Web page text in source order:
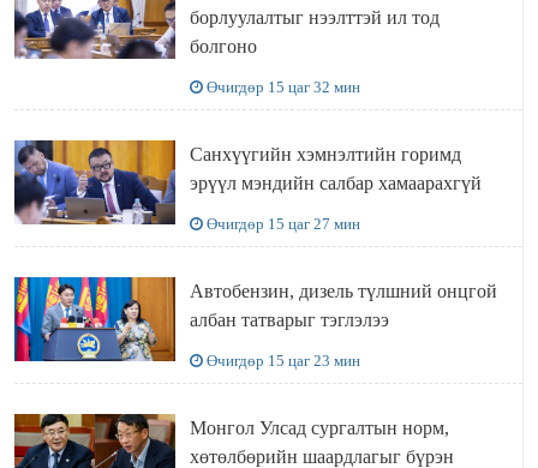
борлуулалтыг нээлттэй ил тод
болгоно
Өчигдөр 15 цаг 32 мин
Санхүүгийн хэмнэлтийн горимд
эрүүл мэндийн салбар хамаарахгүй
Өчигдөр 15 цаг 27 мин
Автобензин, дизель түлшний онцгой
албан татварыг тэглэлээ
Өчигдөр 15 цаг 23 мин
Монгол Улсад сургалтын норм,
хөтөлбөрийн шаардлагыг бүрэн